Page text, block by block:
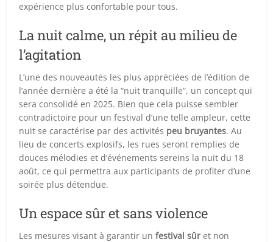
expérience plus confortable pour tous.
La nuit calme, un répit au milieu de
l’agitation
L’une des nouveautés les plus appréciées de l’édition de
l’année dernière a été la “nuit tranquille”, un concept qui
sera consolidé en 2025. Bien que cela puisse sembler
contradictoire pour un festival d’une telle ampleur, cette
nuit se caractérise par des activités peu bruyantes. Au
lieu de concerts explosifs, les rues seront remplies de
douces mélodies et d’événements sereins la nuit du 18
août, ce qui permettra aux participants de profiter d’une
soirée plus détendue.
Un espace sûr et sans violence
Les mesures visant à garantir unfestival sûr et non